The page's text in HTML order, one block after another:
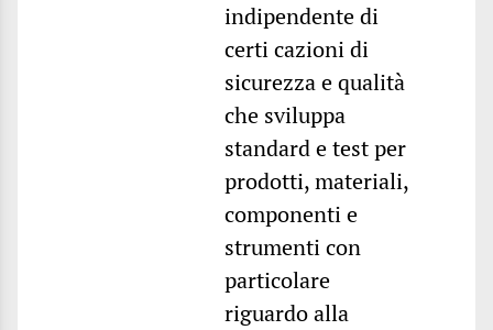
indipendente di
certi cazioni di
sicurezza e qualità
che sviluppa
standard e test per
prodotti, materiali,
componenti e
strumenti con
particolare
riguardo alla